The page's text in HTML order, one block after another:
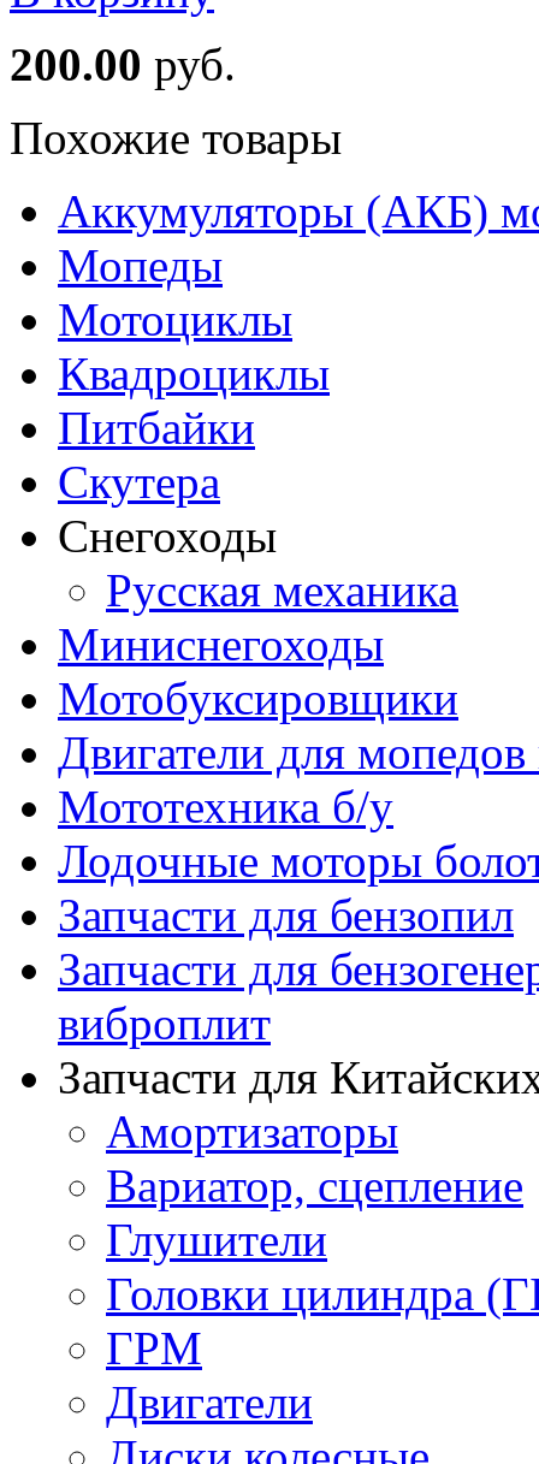
200.00 руб.
Похожие товары
Аккумуляторы (АКБ)
Мопеды
Мотоциклы
Квадроциклы
Питбайки
Скутера
Снегоходы
Русская механика
Миниснегоходы
Мотобуксировщики
Двигатели для
Мототехника б/у
Лодочные моторы
Запчасти для бензопил
Запчасти для
виброплит
Запчасти для
Амортизаторы
Вариатор, сцепление
Глушители
Головки цилиндра
ГРМ
Двигатели